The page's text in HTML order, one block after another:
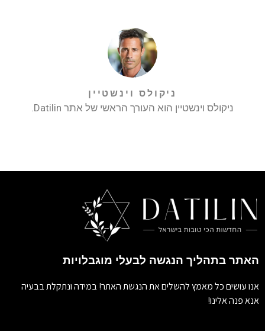
ניקולס וינשטיין
ניקולס וינשטיין הוא העורך הראשי של אתר Datilin.
האתר בתהליך הנגשה לבעלי מוגבלויות
אנו עושים כל מאמץ להשלים את הנגשת האתר! במידה ונתקלת בבעיה
אנא פנה אלינו!